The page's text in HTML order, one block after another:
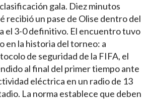
gala. Diez minutos
recibió un pase de Olise dentro del
el 3-0 definitivo. El encuentro tuvo
en la historia del torneo: a
de seguridad de la FIFA, el
al final del primer tiempo ante
eléctrica en un radio de 13
La norma establece que deben